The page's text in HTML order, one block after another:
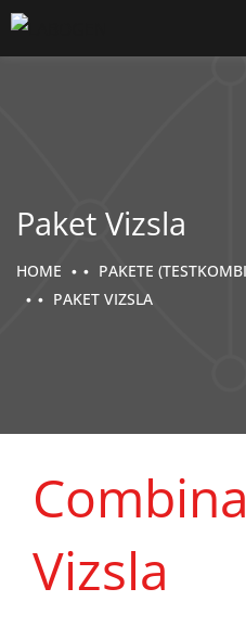
Paket Vizsla
HOME
PAKETE
PAKET VIZSLA
Vizsla